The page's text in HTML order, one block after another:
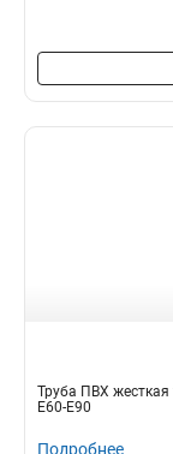
Труба ПВХ жесткая
E60-E90
Подробнее